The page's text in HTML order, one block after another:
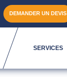
DEMANDER UN DEVIS
SERVICES